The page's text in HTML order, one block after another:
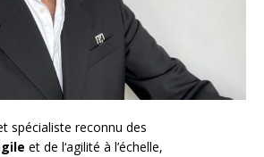
spécialiste reconnu des
et de l‘agilité à l’échelle,